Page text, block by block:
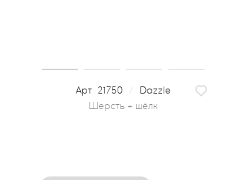
21750
Dazzle
шерсть + шёлк